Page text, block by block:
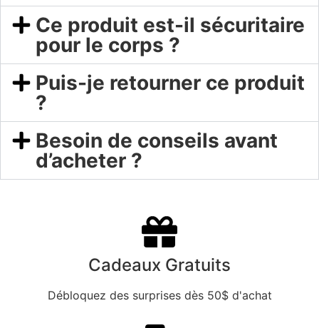
Ce produit est-il sécuritaire
pour le corps ?
Puis-je retourner ce produit
?
Besoin de conseils avant
d’acheter ?
Cadeaux Gratuits
Débloquez des surprises dès 50$ d'achat